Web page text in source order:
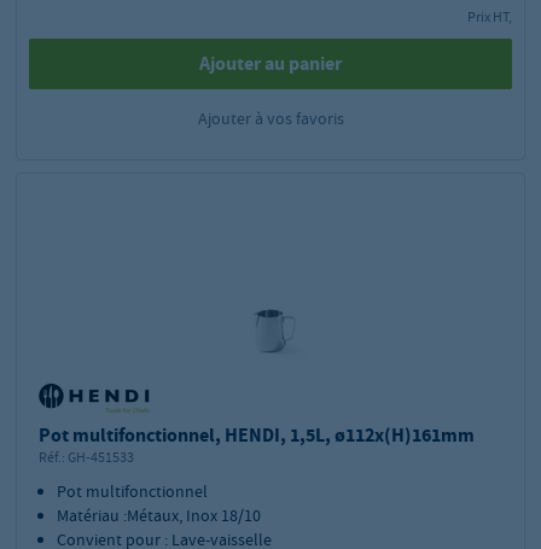
Prix HT,
Ajouter au panier
Ajouter à vos favoris
Pot multifonctionnel, HENDI, 1,5L, ø112x(H)161mm
Réf.: GH-451533
Pot multifonctionnel
Matériau :Métaux, Inox 18/10
Convient pour : Lave-vaisselle